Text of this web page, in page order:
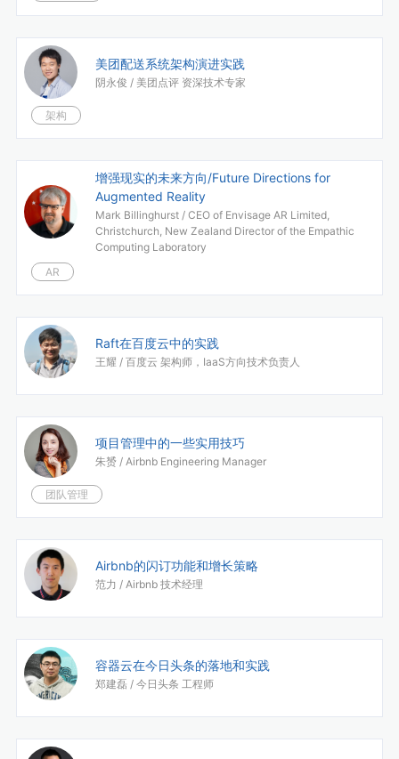
美团配送系统架构演进实践
阴永俊 / 美团点评 资深技术专家
架构
增强现实的未来方向/Future Directions for
Augmented Reality
Mark Billinghurst / CEO of Envisage AR Limited,
Christchurch, New Zealand Director of the Empathic
Computing Laboratory
AR
Raft在百度云中的实践
王耀 / 百度云 架构师，IaaS方向技术负责人
项目管理中的一些实用技巧
朱赟 / Airbnb Engineering Manager
团队管理
Airbnb的闪订功能和增长策略
范力 / Airbnb 技术经理
容器云在今日头条的落地和实践
郑建磊 / 今日头条 工程师